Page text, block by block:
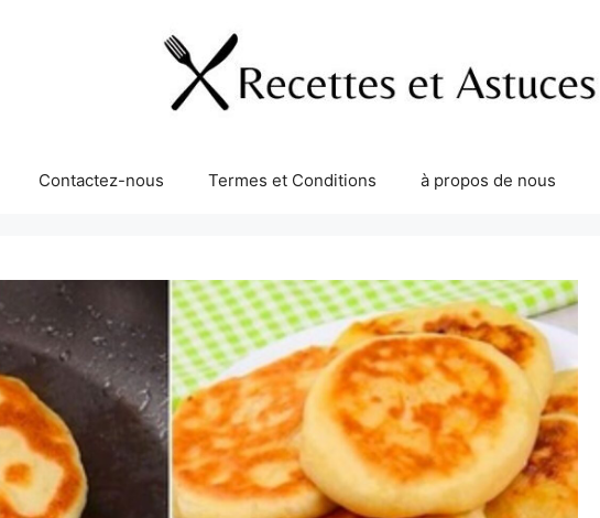
Contactez-nous Termes et Conditions à propos de nous